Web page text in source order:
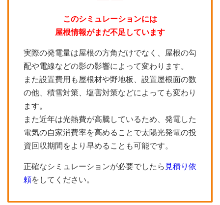
このシミュレーションには
屋根情報がまだ不足しています
実際の発電量は屋根の方角だけでなく、屋根の勾
配や電線などの影の影響によって変わります。
また設置費用も屋根材や野地板、設置屋根面の数
の他、積雪対策、塩害対策などによっても変わり
ます。
また近年は光熱費が高騰しているため、発電した
電気の自家消費率を高めることで太陽光発電の投
資回収期間をより早めることも可能です。
正確なシミュレーションが必要でしたら 見積り依
頼をしてください。